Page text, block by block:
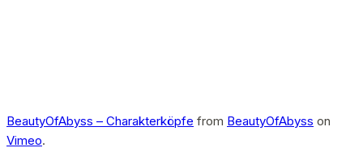
BeautyOfAbyss – Charakterköpfe from BeautyOfAbyss on
Vimeo.